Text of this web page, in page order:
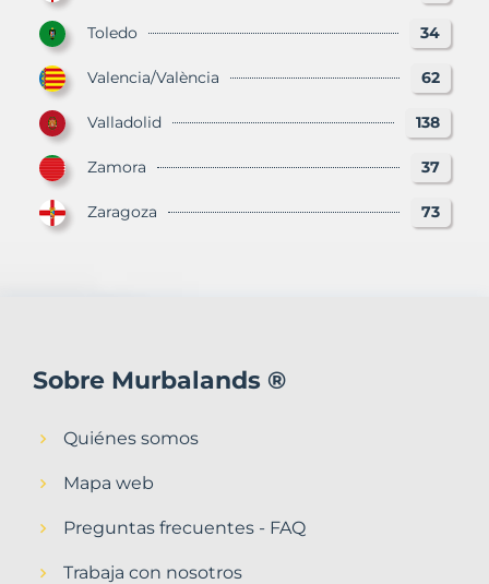
Toledo 34
Valencia/València 62
Valladolid 138
Zamora 37
Zaragoza 73
Sobre Murbalands ®
Quiénes somos
Mapa web
Preguntas frecuentes - FAQ
Trabaja con nosotros